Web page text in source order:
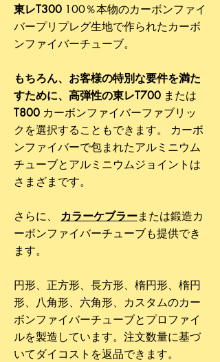
東レT300 100％本物のカーボンファイ
バープリプレグ生地で作られたカーボ
ンファイバーチューブ。
もちろん、お客様の特別な要件を満た
すために、高弾性の東レT700 または
T800 カーボンファイバーファブリッ
クを選択することもできます。
カーボ
ンファイバーで包まれたアルミニウム
チューブとアルミニウムジョイントは
さまざまです。
さらに、 カラーケブラーまたは鍛造カ
ーボンファイバーチューブも提供でき
ます。
円形、正方形、長方形、楕円形、楕円
形、八角形、六角形、カスタムのカー
ボンファイバーチューブとプロファイ
ルを製造しています。注文数量に基づ
いてダイコストを返品できます。